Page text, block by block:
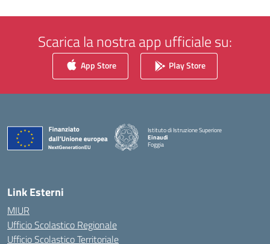
Scarica la nostra app ufficiale su:
App Store Play Store
Istituto di Istruzione Superiore
Einaudi
Foggia
— Visita la pagina iniziale della scuola
Link Esterni
MIUR
Ufficio Scolastico Regionale
Ufficio Scolastico Territoriale